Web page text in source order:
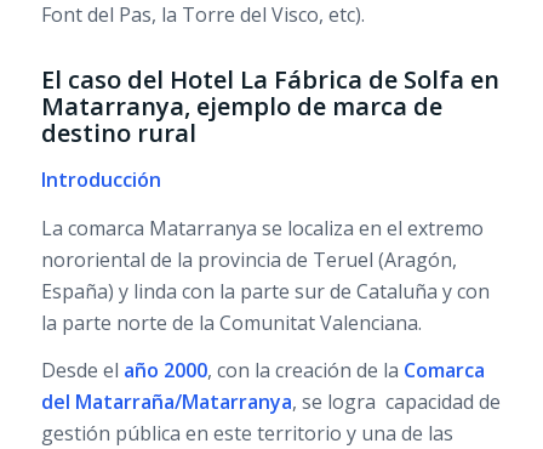
Font del Pas, la Torre del Visco, etc).
El caso del Hotel La Fábrica de Solfa en
Matarranya, ejemplo de marca de
destino rural
Introducción
La comarca Matarranya se localiza en el extremo
nororiental de la provincia de Teruel (Aragón,
España) y linda con la parte sur de Cataluña y con
la parte norte de la Comunitat Valenciana.
Desde el año 2000, con la creación de la Comarca
del Matarraña/Matarranya, se logra capacidad de
gestión pública en este territorio y una de las